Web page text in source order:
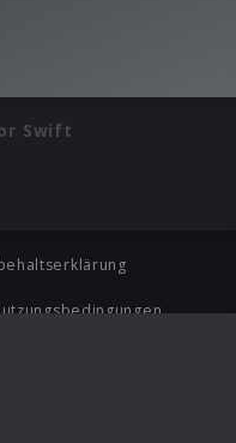
Swift